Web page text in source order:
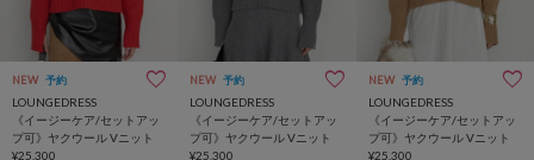
NEW 予約
LOUNGEDRESS
《イージーケア/セットアッ
プ可》ヤクウール Vニット
¥25,300
NEW 予約
LOUNGEDRESS
《イージーケア/セットアッ
プ可》ヤクウール Vニット
¥25,300
NEW 予約
LOUNGEDRESS
《イージーケア/セットアッ
プ可》ヤクウール Vニット
¥25,300